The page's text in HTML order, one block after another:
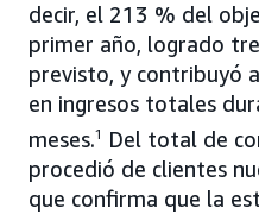
decir, el 213 % del
primer año, logrado
previsto, y contribuyó
en ingresos totales
meses.1
Del total de
procedió de clientes
que confirma que la